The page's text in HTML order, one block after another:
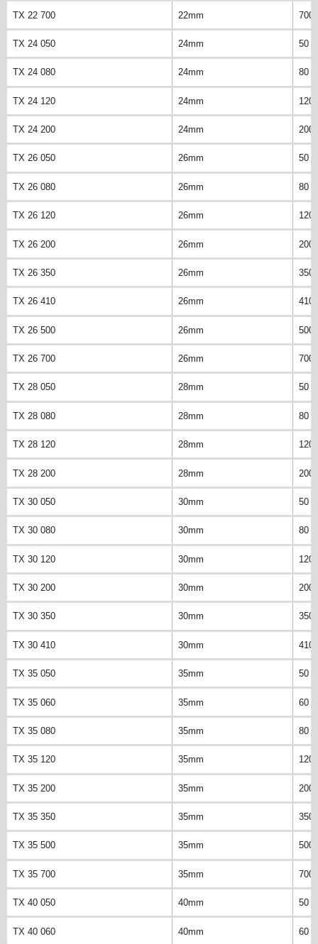
TX 22 700 22mm 700
TX 24 050 24mm 50
TX 24 080 24mm 80
TX 24 120 24mm 120
TX 24 200 24mm 200
TX 26 050 26mm 50
TX 26 080 26mm 80
TX 26 120 26mm 120
TX 26 200 26mm 200
TX 26 350 26mm 350
TX 26 410 26mm 410
TX 26 500 26mm 500
TX 26 700 26mm 700
TX 28 050 28mm 50
TX 28 080 28mm 80
TX 28 120 28mm 120
TX 28 200 28mm 200
TX 30 050 30mm 50
TX 30 080 30mm 80
TX 30 120 30mm 120
TX 30 200 30mm 200
TX 30 350 30mm 350
TX 30 410 30mm 410
TX 35 050 35mm 50
TX 35 060 35mm 60
TX 35 080 35mm 80
TX 35 120 35mm 120
TX 35 200 35mm 200
TX 35 350 35mm 350
TX 35 500 35mm 500
TX 35 700 35mm 700
TX 40 050 40mm 50
TX 40 060 40mm 60